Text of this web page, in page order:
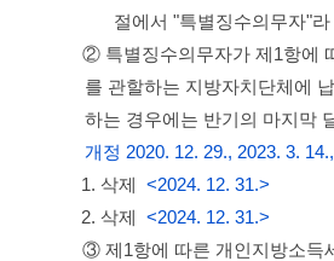
절에서 "특별징수의무자"
② 특별징수의무자가 제1항에
를 관할하는 지방자치단체에
하는 경우에는 반기의 마지막
개정 2020. 12. 29., 2023. 3.
1. 삭제 <2024. 12. 31.>
2. 삭제 <2024. 12. 31.>
③ 제1항에 따른 개인지방소득